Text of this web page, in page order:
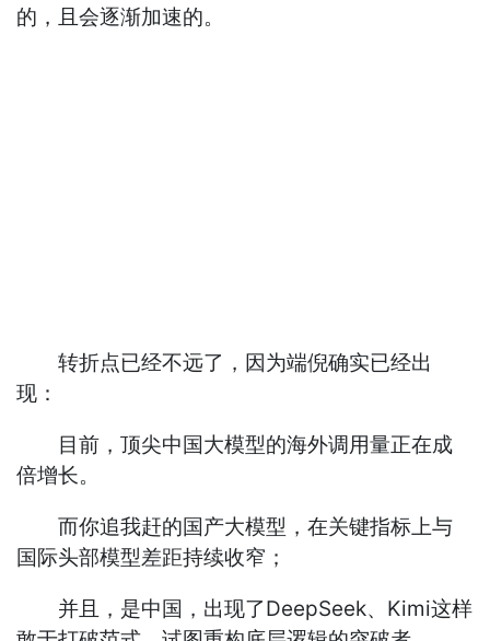
的，且会逐渐加速的。
转折点已经不远了，因为端倪确实已经出
现：
目前，顶尖中国大模型的海外调用量正在成
倍增长。
而你追我赶的国产大模型，在关键指标上与
国际头部模型差距持续收窄；
并且，是中国，出现了DeepSeek、Kimi这样